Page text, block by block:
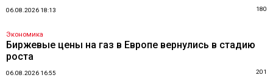
06.08.2026 18:13 180
Экономика
Биржевые цены на газ в Европе вернулись в стадию
роста
06.08.2026 16:55 201